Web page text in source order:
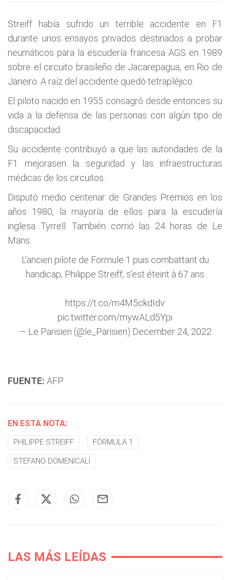
Streiff había sufrido un terrible accidente en F1
durante unos ensayos privados destinados a probar
neumáticos para la escudería francesa AGS en 1989
sobre el circuito brasileño de Jacarepagua, en Rio de
Janeiro. A raíz del accidente quedó tetrapléjico.
El piloto nacido en 1955 consagró desde entonces su
vida a la defensa de las personas con algún tipo de
discapacidad.
Su accidente contribuyó a que las autoridades de la
F1 mejorasen la seguridad y las infraestructuras
médicas de los circuitos.
Disputó medio centenar de Grandes Premios en los
años 1980, la mayoría de ellos para la escudería
inglesa Tyrrell. También corrió las 24 horas de Le
Mans.
L'ancien pilote de Formule 1 puis combattant du
handicap, Philippe Streiff, s’est éteint à 67 ans
https://t.co/m4M5ckdIdv
pic.twitter.com/mywALd5Ypi
— Le Parisien (@le_Parisien) December 24, 2022
FUENTE: AFP
EN ESTA NOTA:
PHILIPPE STREIFF FÓRMULA 1
STEFANO DOMENICALI
LAS MÁS LEÍDAS